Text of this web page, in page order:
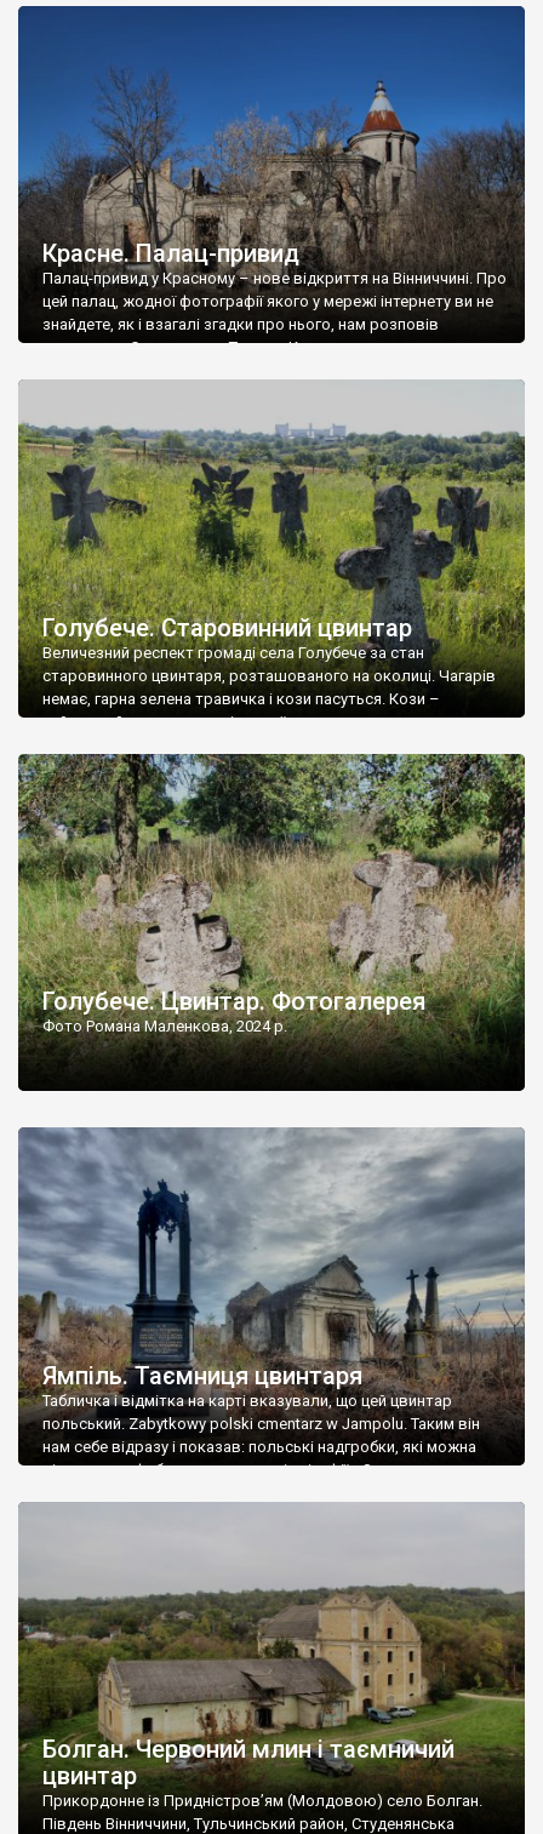
Красне. Палац-привид
Палац-привид у Красному – нове відкриття на Вінниччині. Про
цей палац, жодної фотографії якого у мережі інтернету ви не
знайдете, як і взагалі згадки про нього, нам розповів
мешканець Самгородка. Палац у Красному вразив не лише
Голубече. Старовинний цвинтар
Величезний респект громаді села Голубече за стан
старовинного цвинтаря, розташованого на околиці. Чагарів
немає, гарна зелена травичка і кози пасуться. Кози –
найкращий регулятор шкідливої, для старих кладовищ,
бруньками, кози ті бруньки обгризають, бо то улюблений
делікатес. На цвинтарі у Голубечому ціла колекція
різноманітних форм хрестів. Село відносно невелике, […]
Голубече. Цвинтар. Фотогалерея
Фото Романа Маленкова, 2024 р.
Ямпіль. Таємниця цвинтаря
Табличка і відмітка на карті вказували, що цей цвинтар
польський. Zabytkowy polski cmentarz w Jampolu. Таким він
нам себе відразу і показав: польські надгробки, які можна
віднести до фабричних, польські епітафії… Загалом цвинтар
Болган. Червоний млин і таємничий
цвинтар
Прикордонне із Придністров’ям (Молдовою) село Болган.
Південь Вінниччини, Тульчинський район, Студенянська